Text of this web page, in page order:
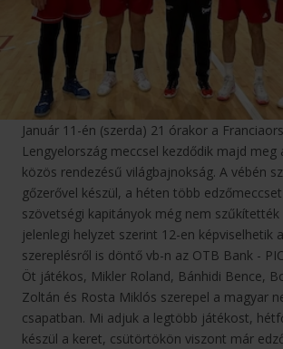
Január 11-én (szerda) 21 órakor a
Lengyelország meccsel kezdődik majd meg
közös rendezésű világbajnokság. A vébén
gőzerővel készül, a héten több
szövetségi kapitányok még nem
jelenlegi helyzet szerint 12-en képviselhetik
szereplésről is döntő vb-n az OTB Bank -
Öt játékos, Mikler Roland, Bánhidi Bence,
Zoltán és Rosta Miklós szerepel a magyar
csapatban. Mi adjuk a legtöbb játékost,
készül a keret, csütörtökön viszont már